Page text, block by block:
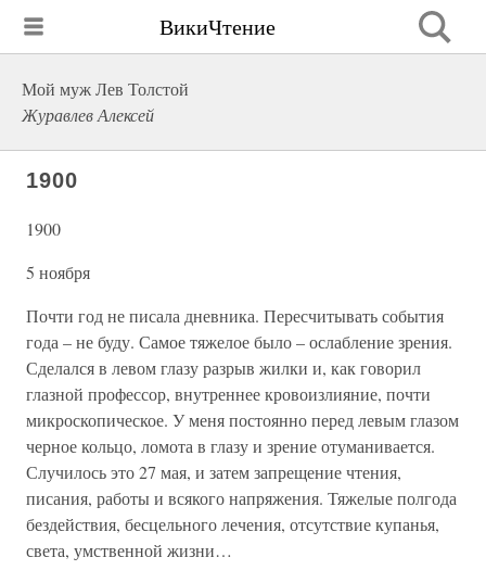
ВикиЧтение
Мой муж Лев Толстой
Журавлев Алексей
1900
1900
5 ноября
Почти год не писала дневника. Пересчитывать события
года – не буду. Самое тяжелое было – ослабление зрения.
Сделался в левом глазу разрыв жилки и, как говорил
глазной профессор, внутреннее кровоизлияние, почти
микроскопическое. У меня постоянно перед левым глазом
черное кольцо, ломота в глазу и зрение отуманивается.
Случилось это 27 мая, и затем запрещение чтения,
писания, работы и всякого напряжения. Тяжелые полгода
бездействия, бесцельного лечения, отсутствие купанья,
света, умственной жизни…